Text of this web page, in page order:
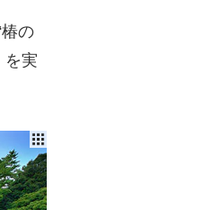
の
を実